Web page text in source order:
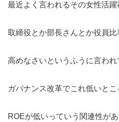
最近よく言われるその女性活
取締役とか部長さんとか役員比
高めなさいというふうに言われ
ガバナンス改革でこれ低いとこ
ROEが低いっていう関連性が